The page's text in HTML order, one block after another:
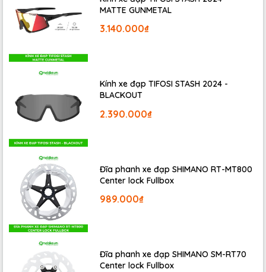
MATTE GUNMETAL
3.140.000₫
Kính xe đạp TIFOSI STASH 2024 -
BLACKOUT
2.390.000₫
Đĩa phanh xe đạp SHIMANO RT-MT800
Center lock Fullbox
989.000₫
Đĩa phanh xe đạp SHIMANO SM-RT70
Center lock Fullbox